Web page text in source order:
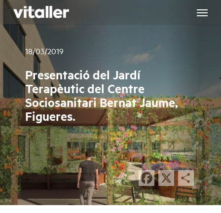
Skip
main
content
18/03/2019
Presentació del Jardí
Terapèutic del Centre
Sociosanitari Bernat Jaume,
Figueres.
Facebook
X